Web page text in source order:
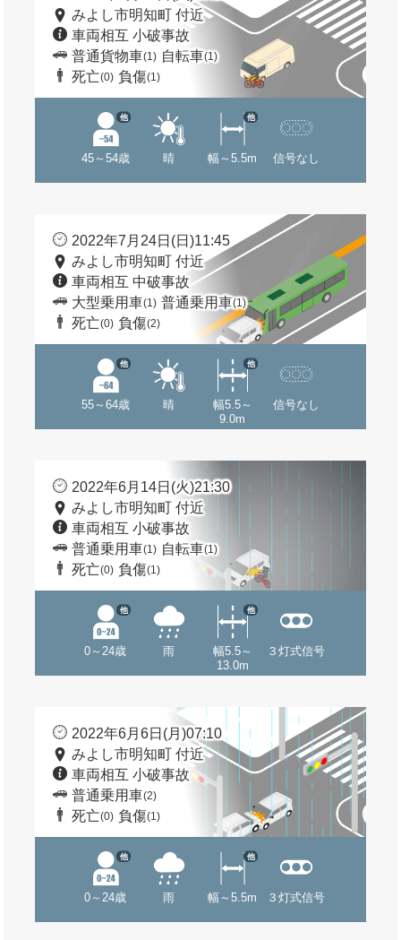
みよし市明知町 付近
車両相互 小破事故
普通貨物車(1) 自転車(1)
死亡(0) 負傷(1)
45～54歳
他
晴 幅～5.5m
他
信号なし
2022年7月24日(日)11:45
みよし市明知町 付近
車両相互 中破事故
大型乗用車(1) 普通乗用車(1)
死亡(0) 負傷(2)
55～64歳
他
晴
幅5.5～
9.0m
他
信号なし
2022年6月14日(火)21:30
みよし市明知町 付近
車両相互 小破事故
普通乗用車(1) 自転車(1)
死亡(0) 負傷(1)
0～24歳
他
雨
幅5.5～
13.0m
他
３灯式信号
2022年6月6日(月)07:10
みよし市明知町 付近
車両相互 小破事故
普通乗用車(2)
死亡(0) 負傷(1)
0～24歳
他
雨 幅～5.5m
他
３灯式信号